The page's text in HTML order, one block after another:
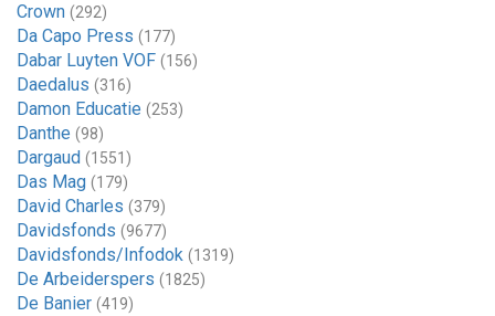
Crown (292)
Da Capo Press (177)
Dabar Luyten VOF (156)
Daedalus (316)
Damon Educatie (253)
Danthe (98)
Dargaud (1551)
Das Mag (179)
David Charles (379)
Davidsfonds (9677)
Davidsfonds/Infodok (1319)
De Arbeiderspers (1825)
De Banier (419)